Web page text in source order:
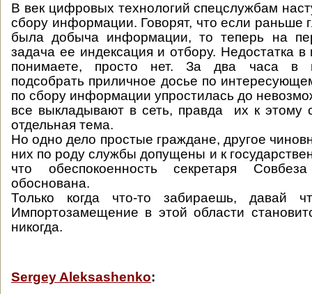
В век цифровых технологий спецслужбам
сбору информации. Говорят, что если раньше
была добыча информации, то теперь на
задача ее индексация и отбору. Недостатка в
понимаете, просто нет. За два часа в
подсобрать приличное досье по
по сбору информации упростилась до
все выкладывают в сеть, правда их к этому
отдельная тема.
Но одно дело простые граждане, другое
них по роду службы допущены и к
что обеспокоенность секретаря
обоснована.
Только когда что-то забираешь, давай
Импортозамещение в этой области
никогда.
Sergey Aleksashenko: